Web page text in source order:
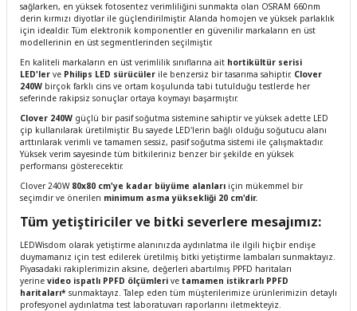
sağlarken, en yüksek fotosentez verimliliğini sunmakta olan OSRAM 660nm
derin kırmızı diyotlar ile güçlendirilmiştir. Alanda homojen ve yüksek parlaklık
için idealdir. Tüm elektronik komponentler en güvenilir markaların en üst
modellerinin en üst segmentlerinden seçilmiştir.
En kaliteli markaların en üst verimlilik sınıflarına ait hortikültür serisi
LED'ler ve Philips LED sürücüler ile benzersiz bir tasarıma sahiptir. Clover
240W birçok farklı cins ve ortam koşulunda tabi tutulduğu testlerde her
seferinde rakipsiz sonuçlar ortaya koymayı başarmıştır.
Clover 240W güçlü bir pasif soğutma sistemine sahiptir ve yüksek adette LED
çip kullanılarak üretilmiştir. Bu sayede LED'lerin bağlı olduğu soğutucu alanı
arttırılarak verimli ve tamamen sessiz, pasif soğutma sistemi ile çalışmaktadır.
Yüksek verim sayesinde tüm bitkileriniz benzer bir şekilde en yüksek
performansı gösterecektir.
Clover 240W 80x80 cm'ye kadar büyüme alanları için mükemmel bir
seçimdir ve önerilen minimum asma yüksekliği 20 cm'dir.
Tüm yetiştiriciler ve bitki severlere mesajımız:
LEDWisdom olarak yetiştirme alanınızda aydınlatma ile ilgili hiçbir endişe
duymamanız için test edilerek üretilmiş bitki yetiştirme lambaları sunmaktayız.
Piyasadaki rakiplerimizin aksine, değerleri abartılmış PPFD haritaları
yerine video ispatlı PPFD ölçümleri ve tamamen istikrarlı PPFD
haritaları* sunmaktayız. Talep eden tüm müşterilerimize ürünlerimizin detaylı
profesyonel aydınlatma test laboratuvarı raporlarını iletmekteyiz.